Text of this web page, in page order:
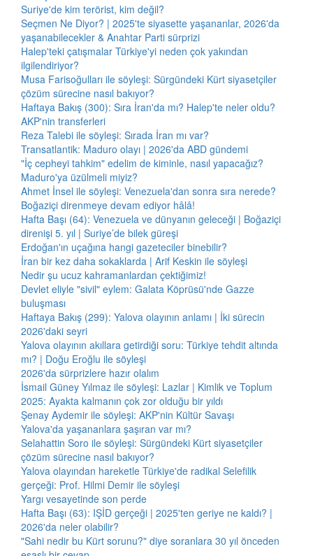
Suriye'de kim terörist, kim değil?
Seçmen Ne Diyor? | 2025'te siyasette yaşananlar, 2026'da
yaşanabilecekler & Anahtar Parti sürprizi
Halep'teki çatışmalar Türkiye'yi neden çok yakından
ilgilendiriyor?
Musa Farisoğulları ile söyleşi: Sürgündeki Kürt siyasetçiler
çözüm sürecine nasıl bakıyor?
Haftaya Bakış (300): Sıra İran'da mı? Halep'te neler oldu?
AKP'nin transferleri
Reza Talebi ile söyleşi: Sırada İran mı var?
Transatlantik: Maduro olayı | 2026'da ABD gündemi
"İç cepheyi tahkim" edelim de kiminle, nasıl yapacağız?
Maduro'ya üzülmeli miyiz?
Ahmet İnsel ile söyleşi: Venezuela'dan sonra sıra nerede?
Boğaziçi direnmeye devam ediyor hâlâ!
Hafta Başı (64): Venezuela ve dünyanın geleceği | Boğaziçi
direnişi 5. yıl | Suriye’de bilek güreşi
Erdoğan'ın uçağına hangi gazeteciler binebilir?
İran bir kez daha sokaklarda | Arif Keskin ile söyleşi
Nedir şu ucuz kahramanlardan çektiğimiz!
Devlet eliyle "sivil" eylem: Galata Köprüsü'nde Gazze
buluşması
Haftaya Bakış (299): Yalova olayının anlamı | İki sürecin
2026'daki seyri
Yalova olayının akıllara getirdiği soru: Türkiye tehdit altında
mı? | Doğu Eroğlu ile söyleşi
2026'da sürprizlere hazır olalım
İsmail Güney Yılmaz ile söyleşi: Lazlar | Kimlik ve Toplum
2025: Ayakta kalmanın çok zor olduğu bir yıldı
Şenay Aydemir ile söyleşi: AKP'nin Kültür Savaşı
Yalova'da yaşananlara şaşıran var mı?
Selahattin Soro ile söyleşi: Sürgündeki Kürt siyasetçiler
çözüm sürecine nasıl bakıyor?
Yalova olayından hareketle Türkiye'de radikal Selefilik
gerçeği: Prof. Hilmi Demir ile söyleşi
Yargı vesayetinde son perde
Hafta Başı (63): IŞİD gerçeği | 2025'ten geriye ne kaldı? |
2026'da neler olabilir?
"Sahi nedir bu Kürt sorunu?" diye soranlara 30 yıl önceden